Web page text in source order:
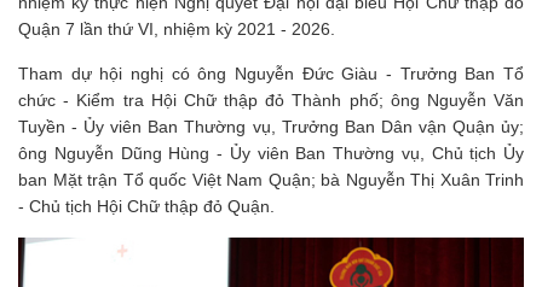
Quận 7 lần thứ VI, nhiệm kỳ 2021 - 2026.
Tham dự hội nghị có ông Nguyễn Đức Giàu - Trưởng Ban Tổ
chức - Kiểm tra Hội Chữ thập đỏ Thành phố; ông Nguyễn Văn
Tuyền - Ủy viên Ban Thường vụ, Trưởng Ban Dân vận Quận ủy;
ông Nguyễn Dũng Hùng - Ủy viên Ban Thường vụ, Chủ tịch Ủy
ban Mặt trận Tổ quốc Việt Nam Quận; bà Nguyễn Thị Xuân Trinh
- Chủ tịch Hội Chữ thập đỏ Quận.